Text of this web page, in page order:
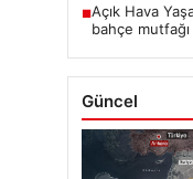
■Açık Hava
bahçe
Güncel